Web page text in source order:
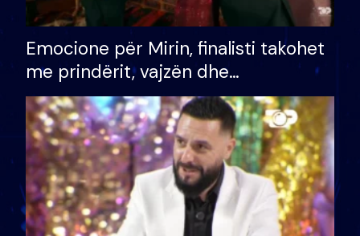
Emocione për Mirin, finalisti takohet
me prindërit, vajzën dhe
bashkëshorten: S’kemi ndonjë letër
divorci apo jo?